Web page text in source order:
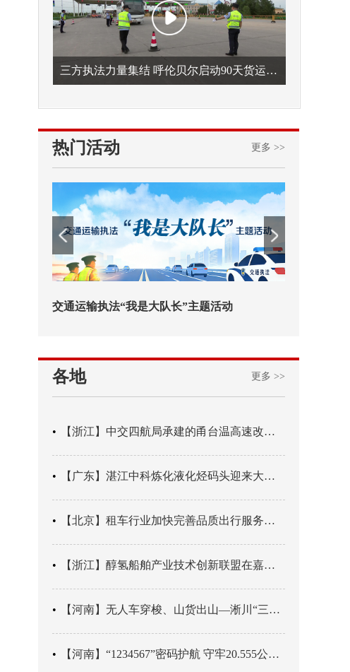
三方执法力量集结 呼伦贝尔启动90天货运车辆违法专项整治
热门活动 更多 >>
交通运输执法“我是大队长”主题活动 欢迎试用！中交报智能
各地 更多 >>
【浙江】中交四航局承建的甬台温高速改扩建工程台州南段TJ06标段恢复双向通行
【广东】湛江中科炼化液化烃码头迎来大型外贸液化气船首靠
【北京】租车行业加快完善品质出行服务网络
【浙江】醇氢船舶产业技术创新联盟在嘉兴成立
【河南】​无人车穿梭、山货出山—淅川“三级跳”跳出乡村振兴新速度
【河南】“1234567”密码护航 守牢20.555公里山区高速汛期安全